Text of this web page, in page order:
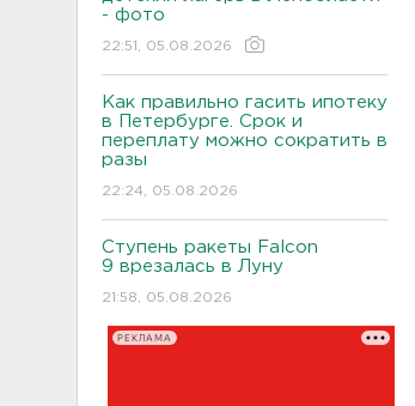
- фото
22:51, 05.08.2026
Как правильно гасить ипотеку
в Петербурге. Срок и
переплату можно сократить в
разы
22:24, 05.08.2026
Ступень ракеты Falcon
9 врезалась в Луну
21:58, 05.08.2026
РЕКЛАМА